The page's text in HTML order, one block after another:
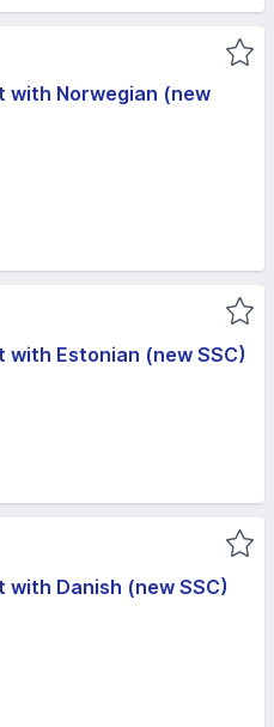
with Norwegian (new
Estonian (new SSC)
Danish (new SSC)